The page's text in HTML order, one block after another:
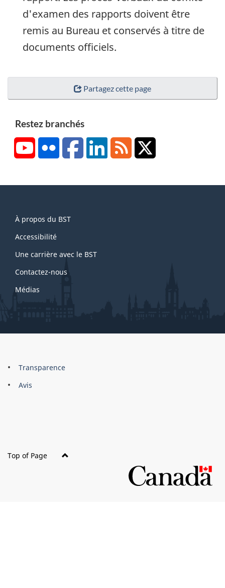
d'examen des rapports doivent être
remis au Bureau et conservés à titre de
documents officiels.
Partagez cette page
Restez branchés
YouTubeFlickr FacebookLinkedInRSS
this
site
À propos du BST
Accessibilité
Une carrière avec le BST
Contactez-nous
Médias
About
this
Brand
Transparence
Avis
Top of Page